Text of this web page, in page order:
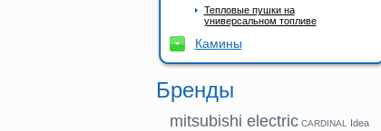
Тепловые пушки на
универсальном топливе
Камины
Бренды
mitsubishi electric CARDINAL
Idea